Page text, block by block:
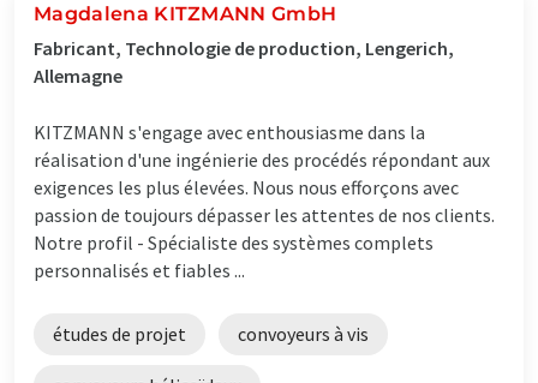
Magdalena KITZMANN GmbH
Fabricant, Technologie de production, Lengerich,
Allemagne
KITZMANN s'engage avec enthousiasme dans la
réalisation d'une ingénierie des procédés répondant aux
exigences les plus élevées. Nous nous efforçons avec
passion de toujours dépasser les attentes de nos clients.
Notre profil - Spécialiste des systèmes complets
personnalisés et fiables ...
études de projet convoyeurs à vis